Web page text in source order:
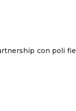
con poli